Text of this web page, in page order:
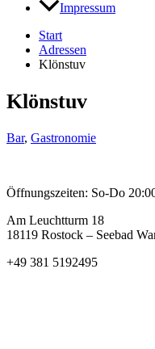
Impressum
Start
Adressen
Klönstuv
Klönstuv
Bar, Gastronomie
Öffnungszeiten: So-Do
Am Leuchtturm 18
18119 Rostock – Seebad
+49 381 5192495